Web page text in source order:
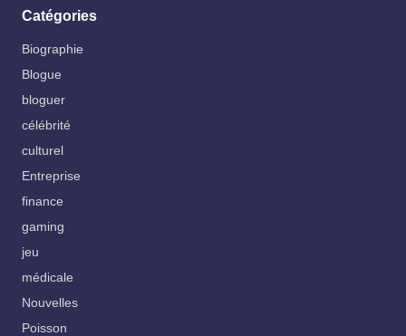
Catégories
Biographie
Blogue
bloguer
célébrité
culturel
Entreprise
finance
gaming
jeu
médicale
Nouvelles
Poisson